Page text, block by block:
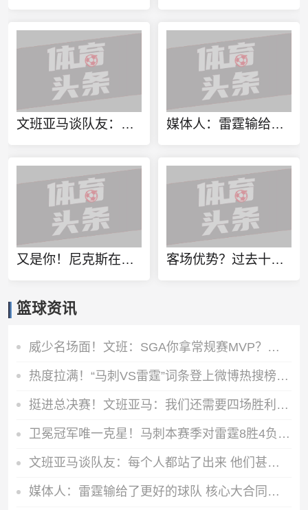
文班亚马谈队友：每个人都站了出来 他们甚至不知道我有多爱他们 媒体人：雷霆输给了更好的球队 核心大合同开始才是要面临的问题
又是你！尼克斯在本赛季NBA杯击败马刺 已经夺得了一个冠军 客场优势？过去十年分区决赛抢七 主场作战的球队0胜5负
篮球资讯
威少名场面！文班：SGA你拿常规赛MVP？那西决MVP我可拿走了
热度拉满！“马刺VS雷霆”词条登上微博热搜榜第一
挺进总决赛！文班亚马：我们还需要四场胜利 我们还没结束！
卫冕冠军唯一克星！马刺本赛季对雷霆8胜4负 其他球队14胜71负
文班亚马谈队友：每个人都站了出来 他们甚至不知道我有多爱他们
媒体人：雷霆输给了更好的球队 核心大合同开始才是要面临的问题